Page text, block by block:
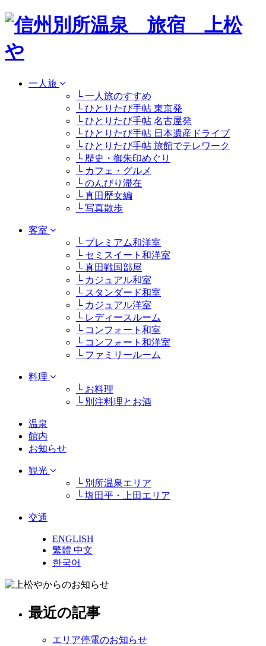
一人旅
└ 一人旅のすすめ
└ ひとりたび手帖 東京発
└ ひとりたび手帖 名古屋発
└ ひとりたび手帖 日本遺産ドライブ
└ ひとりたび手帖 旅館でテレワーク
└ 歴史・御朱印めぐり
└ カフェ・グルメ
└ のんびり滞在
└ 真田歴女編
└ 写真散歩
客室
└ プレミアム和洋室
└ セミスイート和洋室
└ 真田戦国部屋
└ カジュアル和室
└ スタンダード和室
└ カジュアル洋室
└ レディースルーム
└ コンフォート和室
└ コンフォート和洋室
└ ファミリールーム
料理
└ お料理
└ 別注料理とお酒
温泉
館内
お知らせ
観光
└ 別所温泉エリア
└ 塩田平・上田エリア
交通
ENGLISH
繁體 中文
한국어
最近の記事
エリア停電のお知らせ